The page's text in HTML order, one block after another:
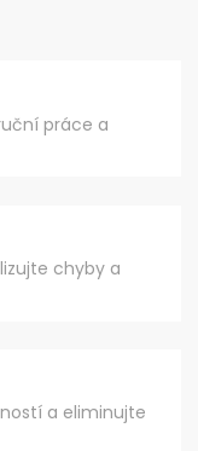
práce a
chyby a
a eliminujte